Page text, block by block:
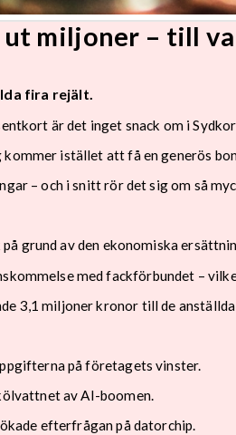
miljoner – till
fira rejält.
är det inget snack om i
kommer istället att få en generös
– och i snitt rör det sig om så
grund av den ekonomiska
med fackförbundet –
3,1 miljoner kronor till de
på företagets vinster.
av AI-boomen.
efterfrågan på datorchip.